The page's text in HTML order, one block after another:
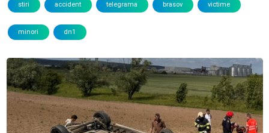
stiri accident telegrama brasov victime
minori dn1